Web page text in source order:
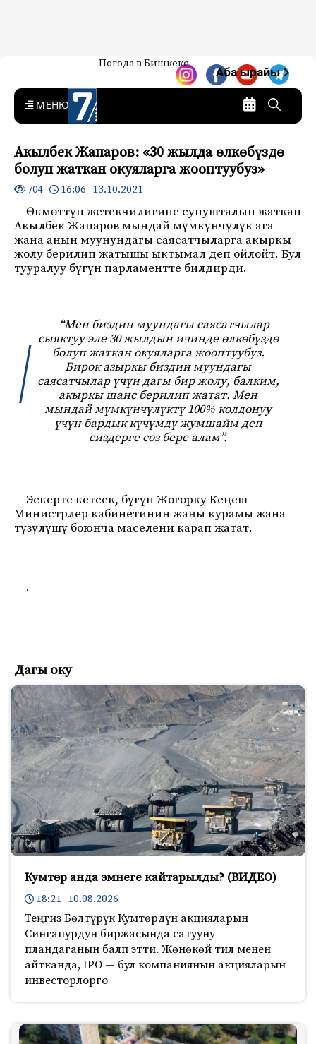
7-канал. Жаңылыктар —
Кыргызстан
Жаңылыктар — Кыргызстан
Погода в Бишкеке
Аба ырайы
MENU
Акылбек Жапаров: «30 жылда өлкөбүздө
болуп жаткан окуяларга жооптуубуз»
704 16:06 13.10.2021
Өкмөттүн жетекчилигине сунушталып жаткан
Акылбек Жапаров мындай мүмкүнчүлүк ага
жана анын муунундагы саясатчыларга акыркы
жолу берилип жатышы ыктымал деп ойлойт. Бул
тууралуу бүгүн парламентте билдирди.
“Мен биздин муундагы саясатчылар
сыяктуу эле 30 жылдын ичинде өлкөбүздө
болуп жаткан окуяларга жооптуубуз.
Бирок азыркы биздин муундагы
саясатчылар үчүн дагы бир жолу, балким,
акыркы шанс берилип жатат. Мен
мындай мүмкүнчүлүктү 100% колдонуу
үчүн бардык күчүмдү жумшайм деп
сиздерге сөз бере алам”.
Эскерте кетсек, бүгүн Жогорку Кеңеш
Министрлер кабинетинин жаңы курамы жана
түзүлүшү боюнча маселени карап жатат.
.
Дагы оку
Кумтөр анда эмнеге кайтарылды? (ВИДЕО)
18:21 10.08.2026
Теңгиз Бөлтүрүк Кумтөрдүн акцияларын
Сингапурдун биржасында сатууну
пландаганын балп этти. Жөнөкөй тил менен
айтканда, IPO — бул компаниянын акцияларын
инвесторлорго